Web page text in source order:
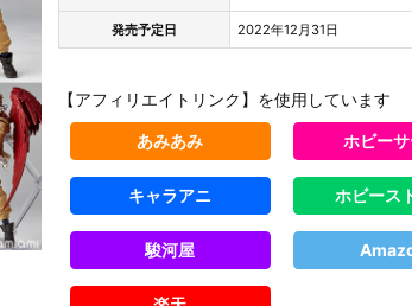
発売予定日 2022年12月31日
【アフィリエイトリンク】を使用しています
あみあみ ホビー
キャラアニ ホビース
駿河屋
フィギュア予
7年1月発売予
定♪
ム・プラス
（AV-98Plu
予約【バンダ
イ】より202
7年1月発売予
イト グラビト
ンBOX』可動
イ】より202
7年3月発売予